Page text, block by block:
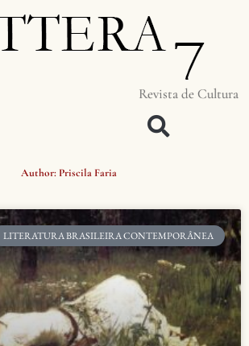
Revista de Cultura
Author:Priscila Faria
LITERATURA BRASILEIRA CONTEMPORÂNEA